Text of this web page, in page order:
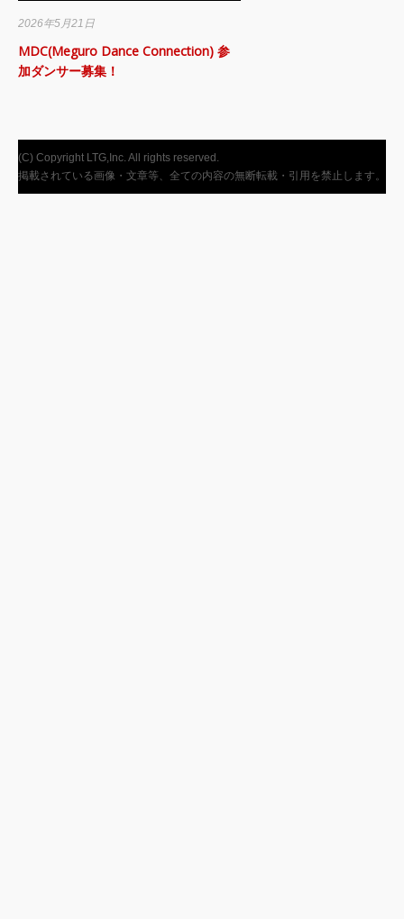
2026年5月21日
MDC(Meguro Dance Connection) 参
加ダンサー募集！
(C) Copyright LTG,Inc. All rights reserved.
掲載されている画像・文章等、全ての内容の無断転載・引用を禁止します。